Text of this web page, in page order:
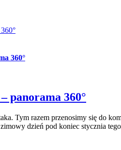
360°
panorama 360°
Tym razem przenosimy się do
dzień pod koniec stycznia